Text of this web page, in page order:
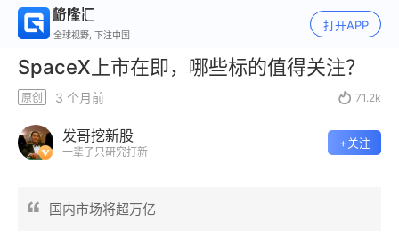
全球视野, 下注中国
打开APP
SpaceX上市在即，哪些标的值得关注？
原创 3 个月前  71.2k
发哥挖新股
一辈子只研究打新
+关注
国内市场将超万亿